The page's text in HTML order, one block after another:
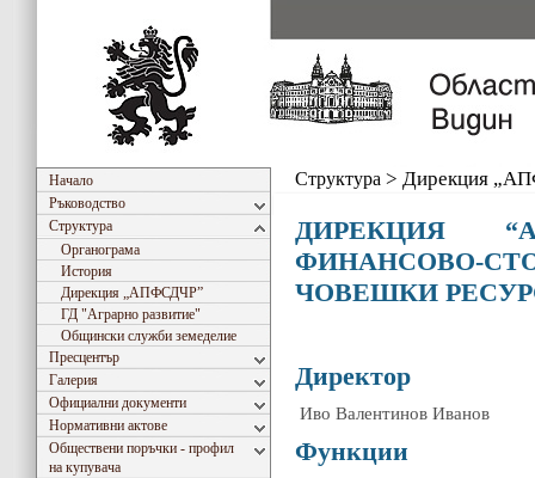
Начало
Ръководство
Структура
Органограма
История
Дирекция „АПФСДЧР”
ГД "Аграрно развитиe"
Общински служби земеделие
Пресцентър
Галерия
Официални документи
Нормативни актове
Обществени поръчки - профил
на купувача
Структура > Дирекция
ДИРЕКЦИЯ
ФИНАНСОВО-
ЧОВЕШКИ
Директор
Иво Валентинов Иванов
Функции